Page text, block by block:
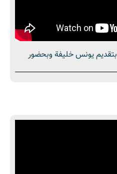
نور مبین 23 ربيع الأول 1447 بتقديم يونس خليفة وبحضور